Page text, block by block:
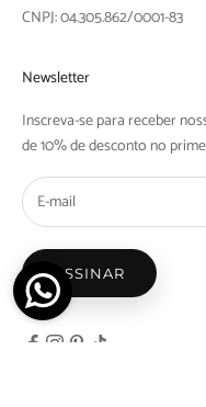
CNPJ: 04.305.862/0001-83
Newsletter
Inscreva-se para receber
de 10% de desconto no
ASSINAR